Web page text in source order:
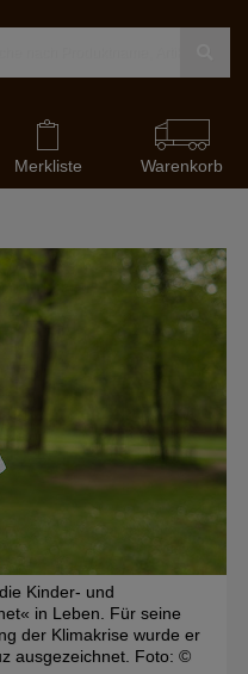
Merkliste Warenkorb
Kinder- und
in Leben. Für seine
der Klimakrise wurde er
ausgezeichnet. Foto: ©